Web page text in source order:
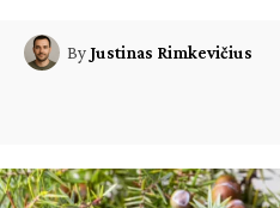
ByJustinas Rimkevičius